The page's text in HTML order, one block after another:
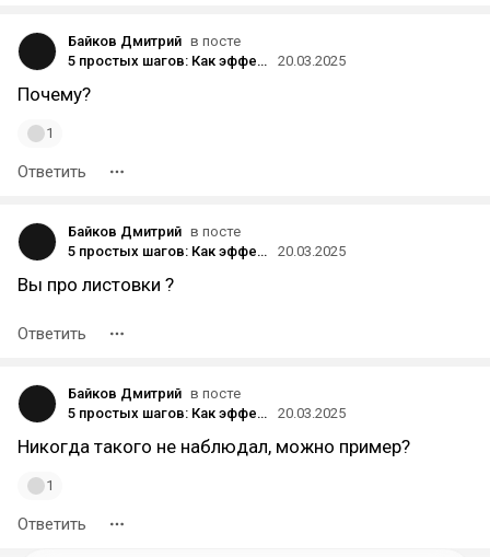
Байков Дмитрий в посте
5 простых шагов: Как эффективно отвечать на негативные отзывы и укрепить репутацию вашего бизнеса
20.03.2025
Почему?
1
Ответить
Байков Дмитрий в посте
5 простых шагов: Как эффективно отвечать на негативные отзывы и укрепить репутацию вашего бизнеса
20.03.2025
Вы про листовки ?
Ответить
Байков Дмитрий в посте
5 простых шагов: Как эффективно отвечать на негативные отзывы и укрепить репутацию вашего бизнеса
20.03.2025
Никогда такого не наблюдал, можно пример?
1
Ответить